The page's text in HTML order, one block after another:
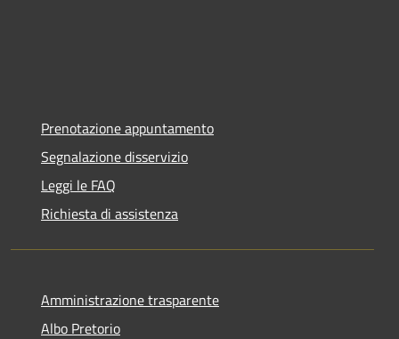
Prenotazione appuntamento
Segnalazione disservizio
Leggi le FAQ
Richiesta di assistenza
Amministrazione trasparente
Albo Pretorio